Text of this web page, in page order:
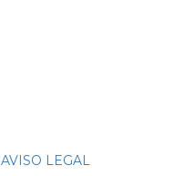
AVISO LEGAL